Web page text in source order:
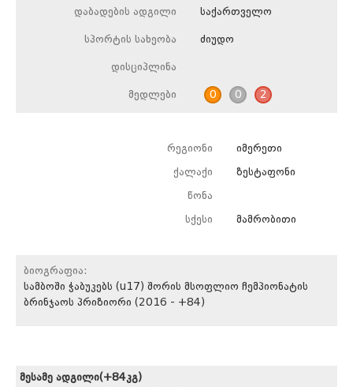
დაბადების ადგილი საქართველო
სპორტის სახეობა ძიუდო
დისციპლინა
მედლები 0 0 2
რეგიონი იმერეთი
ქალაქი ზესტაფონი
წონა
სქესი მამრობითი
ბიოგრაფია:
სამბოში ჭაბუკებს (u17) შორის მსოფლიო ჩემპიონატის
ბრინჯაოს პრიზიორი (2016 - +84)
მესამე ადგილი(+84კგ)